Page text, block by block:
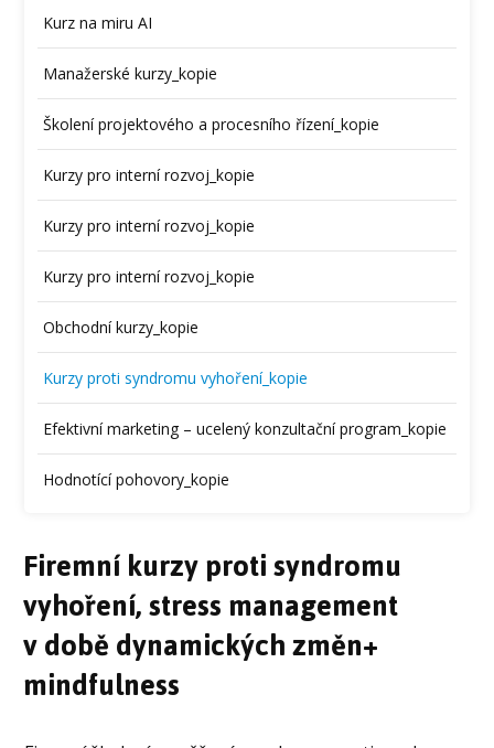
Kurz na miru AI
Manažerské kurzy_kopie
Školení projektového a procesního řízení_kopie
Kurzy pro interní rozvoj_kopie
Kurzy pro interní rozvoj_kopie
Kurzy pro interní rozvoj_kopie
Obchodní kurzy_kopie
Kurzy proti syndromu vyhoření_kopie
Efektivní marketing – ucelený konzultační program_kopie
Hodnotící pohovory_kopie
Firemní kurzy proti syndromu
vyhoření, stress management
v době dynamických změn+
mindfulness